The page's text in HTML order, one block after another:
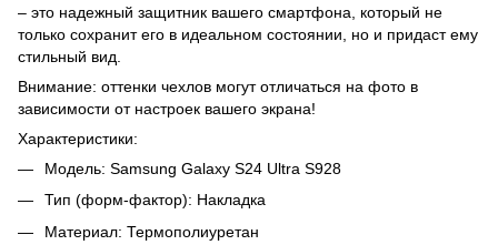
– это надежный защитник вашего смартфона, который не
только сохранит его в идеальном состоянии, но и придаст ему
стильный вид.
Внимание: оттенки чехлов могут отличаться на фото в
зависимости от настроек вашего экрана!
Характеристики:
Модель: Samsung Galaxy S24 Ultra S928
Тип (форм-фактор): Накладка
Материал: Термополиуретан